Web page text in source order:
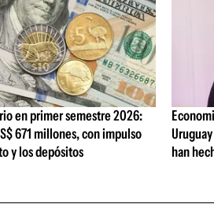
en primer semestre 2026:
671 millones, con impulso
y los depósitos
han